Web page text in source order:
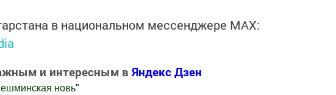
в национальном мессенджере MАХ:
и интересным в Яндекс Дзен
новь"